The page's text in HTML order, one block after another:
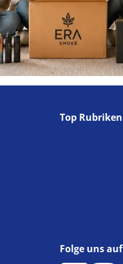
Top Rubriken
Folge uns auf